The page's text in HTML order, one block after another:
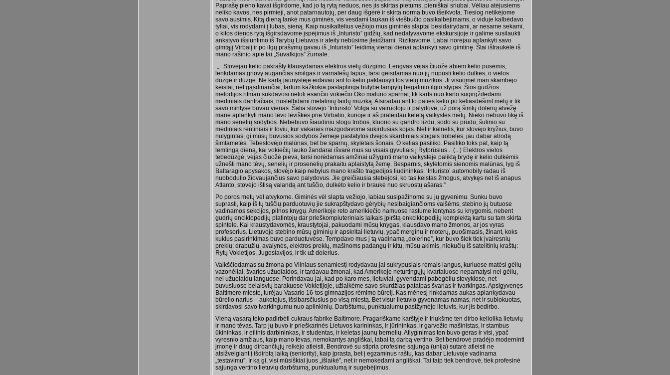
Paprašę pieno kavai išgirdome, kad jo tą rytą neduos, nes jis skirtas pietums, pieniškai sriubai. Vėliau atėjusiems
neliko kavos, nes pirmieji, anot patarnautojų, per daug išgėrė ir skirta norma buvo išeikvota. Tiesiog netikėjome
savo ausimis. Kitą dieną lankė mus giminės, vis vesdami laukan iš viešbučio pasikalbėjimams, o viduje kalbėdavo
tyliai, vis rodydami į lubas, sieną. Kaip nusikaltėlius vežiojo mus giminės slaptai besidairydami, ar nesame sekami,
o kitos dienos rytą išgirsdavome įspėjimus iš „Inturisto” gidžių, kad nedalyvavome ekskursijoje ir galime susilaukti
ankstyvo išsiuntimo iš Tarybų Lietuvos ir ateity nebūsime įleidžiami. Rizikavome. Labai norėjau aplankyti savo
gimtąjį Virbalį ir po ilgų prašymų gavau iš „Inturisto” leidimą vienai dienai aplankyti savo gimtinę. Štai ištraukėlė iš
mano rašinio apie tai „Suvalkijos” žurnale.
„.. Stovėjau kelio pakrašty klausydamas elektros vielų dūzgimo. Lengvas vėjas čiuožė abiem kelio pusėmis,
lenkdamas griovy augančias smilgas ir varnalėšų lapus, tarsi geisdamas nuo jų nupūsti kelio dulkes, o vielos
dūzgė ir dūzgė. Ne kartą jaunystėje eidavau ant to kelio paklausyti tos vielų muzikos. Ji visuomet man skambėjo
keistai, net gąsdinančiai, tartum kažkokia paslaptinga būtybė tampytų begalinio ilgio stygas. Šios gūdžios
melodijos ritman sukdavosi netoli esančio vokiečio Oko malūno sparnai, tik karts nuo karto sugirgždėdami
mediniais dantračiais, nustelbdami metalinių laidų muziką. Atsiradau ant to paties kelio po keliasdešimt metų ir tik
savo mintyse buvau vienas. Šalia stovėjo ‘Inturisto’ Volga su vairuotoju ir palydove, už porą šimtų dolerių atvežę
mane aplankyti mano tėvo tėviškės prie Virbalio, kurioje ir aš praleidau keletą vaikystės metų. Nieko nebuvo likę iš
mano senelių sodybos. Nebebuvo šiaudiniu stogu trobos, kluono su gandro lizdu, sodo su prūdu, šulinio su
mediniais rentiniais ir loviu, kur vakarais mazgodavome sukirdusias kojas. Net ir kalnelis, kur stovėjo kryžius, buvo
nulygintas, gi mūsų buvusios sodybos žemėje pastatytos dvejos skardiniais stogais trobelės, jau dabar atrodą
šimtametės. Tebestovėjo malūnas, bet be sparnų, skylėtais šonais. O kelias pasiliko. Pasiliko toks pat, kaip tą
lemtingą dieną, kai vokiečių lauko žandarai išvarė mus su visais gyvuliais į Rytprūsius... (...) Elektros vielos
tebedūzgė, vėjas čiuožė pieva, tarsi norėdamas amžinai užlyginti mano vaikystėje paliktą brydę ir kelio dulkėmis
užnešti mano tėvų, senelių ir prosenelių prakaitu aplaistytą žemę. Besparnis, skylėtomis sienomis malūnas, lyg iš
Baltaragio apysakos, stovėjo kaip nebylus mano krašto tragedijos liudininkas. ‘Inturisto’ automobily radau iš
nuobodulio žiovaujančius savo palydovus. Jie greičiausia stebėjosi, ko tas keistas žmogus, atvykęs net iš anapus
Atlanto, stovėjo ištisą valandą ant tuščio, dulkėto kelio ir braukė nuo skruostų ašaras.”
Po poros metų vėl atvykome. Giminės vėl slapta vežiojo, labiau susipažinome su jų gyvenimu. Sunku buvo
suprasti, kaip iš tų tuščių parduotuvių jie sukrapštydavo gėrybių nesibaigiančioms vaišėms, stebino jų butuose
vadinamos sekcijos, pilnos knygų. Amerikoje reto amerikiečio namuose rastume lentynas su knygomis, nebent
gudrių enciklopedijų platintojų dar prieškompiuteriniais laikais įpirštą enkciklopedijų komplektą kartu su tam skirta
spintele. Kai kraustydavomės, kraustytojai, pakuodami mūsų knygas, klausdavo mano žmonos, ar jos vyras
profesorius. Lietuvoje stebino mūsų giminių ir apskritai lietuvių, ypač merginų ir moterų, puošimasis, žinant, koks
kuklus pasirinkimas buvo parduotuvėse. Tempdavo mus į tą vadinamą „dolerinę”, kur buvo šiek tiek įvairesnių
prekių: drabužių, avalynės, elektros prekių, mašinoms padangų ir kitų, mūsų akimis, niekučių iš satelitinių kraštų:
Rytų Vokietijos, Jugoslavijos, ir tik už dolerius.
Vaikščiodamas su žmona po Vilniaus senamiestį rodydavau jai sukrypusiais rėmais langus, kuriuose matėsi gėlių
vazonėliai, švarios užuolaidos, ir tardavau žmonai, kad Amerikoje neturtingųjų kvartaluose nepamatysi nei gėlių,
nei užuolaidų languose. Porindavau jai, kad po karo mes, lietuviai, gyvendami pabėgėlių stovyklose, net
buvusiuose belaisvių barakuose Vokietijoje, užlaikėme savo skurdžias patalpas švarias ir tvarkingas. Apsigyvenęs
Baltimore mieste, turėjau Vasario 16-tos gimnazijos rėmimo būrelį. Kas mėnesį rinkdamas aukas aplankydavau
būrelio narius – aukotojus, išsibarsčiusius po visą miestą. Bet visur lietuvio gyvenamas namas, net ir sublokuotas,
skirdavosi savo tvarkingumu nuo aplinkinių. Darbštumu, punktualumu pasižymėjo lietuvis, kur jis bedirbo.
Vieną vasarą teko padirbėti cukraus fabrike Baltimore. Pragariškame karštyje ir triukšme ten dirbo keliolika lietuvių
ir mano tėvas. Tarp jų buvo ir prieškarinės Lietuvos karininkas, ir jūrininkas, ir garvežio mašinistas, ir stambus
ūkininkas, ir eilinis darbininkas, ir studentas, ir keletas jaunų bernelių. Atlyginimas ten buvo geras ir visi, ypač
vyresnio amžiaus, kaip mano tėvas, nemokantys angliškai, labai tą darbą vertino. Bet bendrovė pradėjo moderninti
įmonę ir daug dirbančiųjų reikėjo atleisti. Bendrovė su stipria profesine sąjunga (unija) sutarė atleisti ne
atsižvelgiant į išdirbtą laiką (seniority), kaip įprasta, bet į egzaminus raštu, kas dabar Lietuvoje vadinama
„testavimu”. Ir ką gi, visi mūsiškiai juos „išlaikė”, net ir nemokėdami angliškai. Tai taip tiek bendrovė, tiek profesinė
sąjunga vertino lietuvių darbštumą, punktualumą ir sugebėjimus.